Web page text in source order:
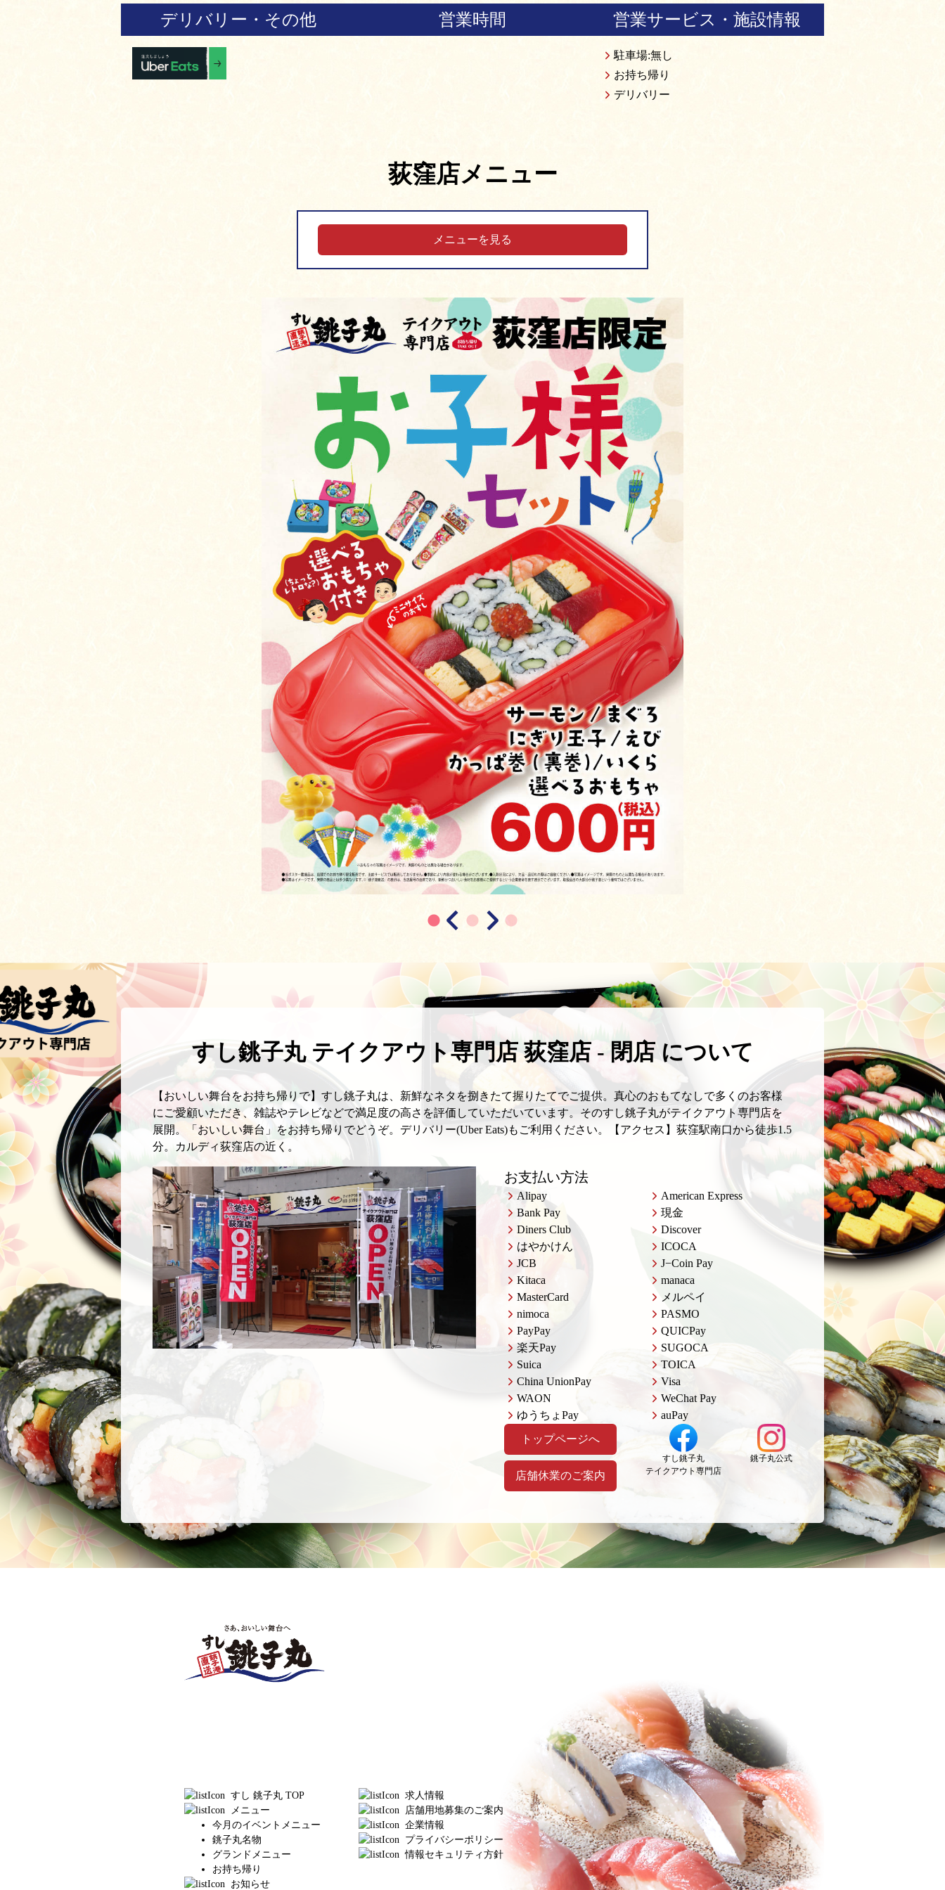
デリバリー・その他 営業時間 営業サービス・施設情報
駐車場:無し
お持ち帰り
デリバリー
荻窪店メニュー
メニューを見る
すし銚子丸 テイクアウト専門店 荻窪店 - 閉店 について
【おいしい舞台をお持ち帰りで】すし銚子丸は、新鮮なネタを捌きたて握りたてでご提供。真心のおもてなしで多くのお客様
にご愛顧いただき、雑誌やテレビなどで満足度の高さを評価していただいています。そのすし銚子丸がテイクアウト専門店を
展開。「おいしい舞台」をお持ち帰りでどうぞ。デリバリー(Uber Eats)もご利用ください。【アクセス】荻窪駅南口から徒歩1.5
分。カルディ荻窪店の近く。
お支払い方法
Alipay
American Express
Bank Pay
現金
Diners Club
Discover
はやかけん
ICOCA
JCB
J−Coin Pay
Kitaca
manaca
MasterCard
メルペイ
nimoca
PASMO
PayPay
QUICPay
楽天Pay
SUGOCA
Suica
TOICA
China UnionPay
Visa
WAON
WeChat Pay
ゆうちょPay
auPay
トップページへ
店舗休業のご案内
すし銚子丸
テイクアウト専門店
銚子丸公式
すし 銚子丸 TOP
メニュー
今月のイベントメニュー
銚子丸名物
グランドメニュー
お持ち帰り
お知らせ
求人情報
店舗用地募集のご案内
企業情報
プライバシーポリシー
情報セキュリティ方針